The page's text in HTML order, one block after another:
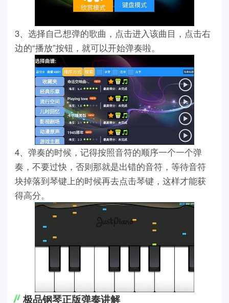
3、选择自己想弹的歌曲，点击进入该曲目，点击右
边的“播放”按钮，就可以开始弹奏啦。
4、弹奏的时候，记得按照音符的顺序一个一个弹
奏，不要过快，否则那就是出错的音符，等待音符
块掉落到琴键上的时候再去点击琴键，这样才能获
得高分。
极品钢琴正版弹奏讲解